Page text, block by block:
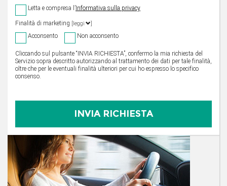
Letta e compresa l’ Informativa sulla privacy
Finalità di marketing [leggi
Acconsento Non acconsento
Cliccando sul pulsante “INVIA RICHIESTA”, confermo la mia richiesta del
Servizio sopra descritto autorizzando al trattamento dei dati per tale finalità,
oltre che per le eventuali finalità ulteriori per cui ho espresso lo specifico
consenso.